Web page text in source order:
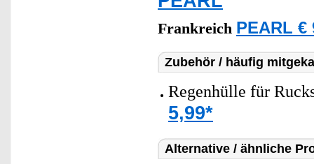
Frankreich PEARL €
Zubehör / häufig
Regenhülle für
5,99*
Alternative / ähnliche